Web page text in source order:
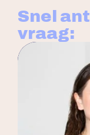
Snel
vraag: